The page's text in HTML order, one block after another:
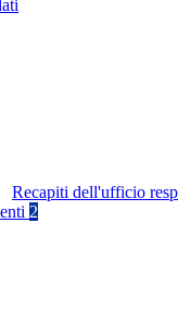
Recapiti dell'ufficio
2